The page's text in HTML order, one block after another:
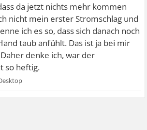
da jetzt nichts mehr kommen
nicht mein erster Stromschlag und
ich es so, dass sich danach noch
taub anfühlt. Das ist ja bei mir
denke ich, war der
so heftig.